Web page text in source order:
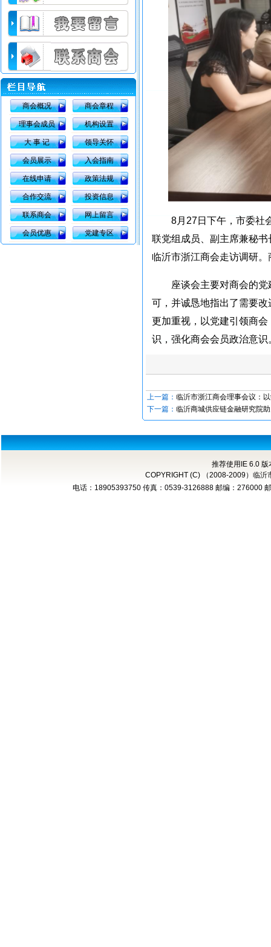
临沂仕合汽车租赁公司
临沂市浙江商会办公室搬迁公告
临沂市浙江商会会员部工作条例
临沂市浙江商会08年收费标准
商会概况 商会章程
理事会成员 机构设置
大 事 记 领导关怀
会员展示 入会指南
在线申请 政策法规
合作交流 投资信息
联系商会 网上留言
会员优惠 党建专区
8月27日下午，市委社
联党组成员、副主席兼秘
临沂市浙江商会走访调研
座谈会主要对商会的
可，并诚恳地指出了需要
更加重视，以党建引领商
识，强化商会会员政治意识
上一篇： 临沂市浙江商会理事会议：
下一篇： 临沂商城供应链金融研究院
推荐使用IE 6.0
COPYRIGHT (C) （2008-2009）临
电话：18905393750 传真：0539-3126888 邮编：276000